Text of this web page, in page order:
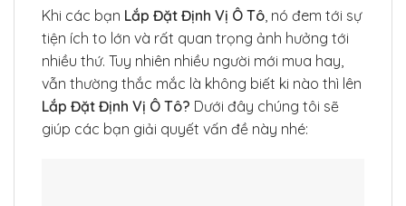
Khi các bạn Lắp Đặt Định Vị Ô Tô , nó đem tới sự
tiện ích to lớn và rất quan trọng ảnh hưởng tới
nhiều thứ. Tuy nhiên nhiều người mới mua hay,
vẫn thường thắc mắc là không biết ki nào thì lên
Lắp Đặt Định Vị Ô Tô? Dưới đây chúng tôi sẽ
giúp các bạn giải quyết vấn đề này nhé: